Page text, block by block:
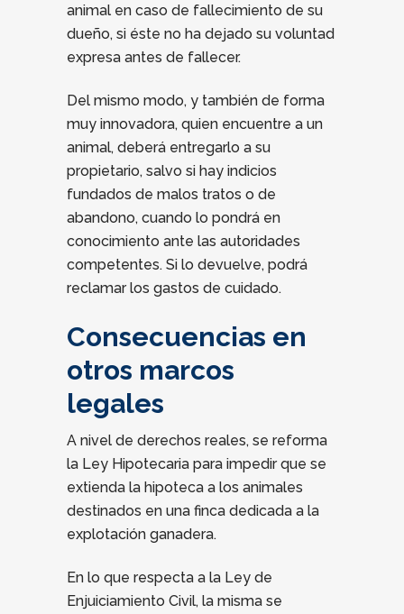
animal en caso de fallecimiento de su
dueño, si éste no ha dejado su voluntad
expresa antes de fallecer.
Del mismo modo, y también de forma
muy innovadora, quien encuentre a un
animal, deberá entregarlo a su
propietario, salvo si hay indicios
fundados de malos tratos o de
abandono, cuando lo pondrá en
conocimiento ante las autoridades
competentes. Si lo devuelve, podrá
reclamar los gastos de cuidado.
Consecuencias en
otros marcos
legales
A nivel de derechos reales, se reforma
la Ley Hipotecaria para impedir que se
extienda la hipoteca a los animales
destinados en una finca dedicada a la
explotación ganadera.
En lo que respecta a la Ley de
Enjuiciamiento Civil, la misma se